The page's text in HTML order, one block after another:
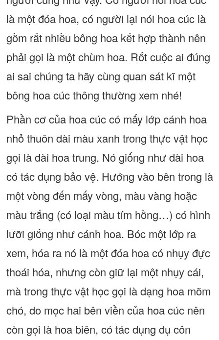
là một đóa hoa, có người lại nói hoa cúc là
gồm rất nhiều bông hoa kết hợp thành nên
phải gọi là một chùm hoa. Rốt cuộc ai đúng
ai sai chúng ta hãy cùng quan sát kĩ một
bông hoa cúc thông thường xem nhé!
Phần cơ của hoa cúc có mấy lớp cánh hoa
nhỏ thuôn dài màu xanh trong thực vật học
gọi là đài hoa trung. Nó giống như đài hoa
có tác dụng bảo vệ. Hướng vào bên trong là
một vòng đến mấy vòng, màu vàng hoặc
màu trắng (có loại màu tím hồng…) có hình
lưỡi giống như cánh hoa. Bóc một lớp ra
xem, hóa ra nó là một đóa hoa có nhụy đực
thoái hóa, nhưng còn giữ lại một nhụy cái,
mà trong thực vật học gọi là dạng hoa mõm
chó, do mọc hai bên viền của hoa cúc nên
còn gọi là hoa biên, có tác dụng dụ côn